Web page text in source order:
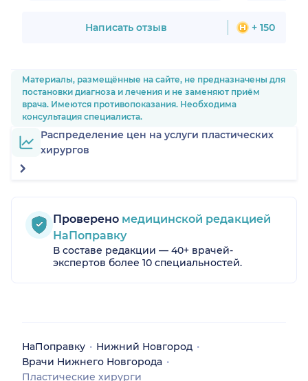
наедине с переживаниями 🙏
заметно
в журнале. Ещё раз
спасибо
Написать отзыв + 150
Материалы, размещённые на сайте, не предназначены для
постановки диагноза и лечения и не заменяют приём
врача. Имеются противопоказания. Необходима
консультация специалиста.
Распределение цен на услуги пластических
хирургов
Проверено медицинской редакцией
НаПоправку
В составе редакции — 40+ врачей-
экспертов более 10 специальностей.
НаПоправку
Нижний Новгород
Врачи Нижнего Новгорода
Пластические хирурги